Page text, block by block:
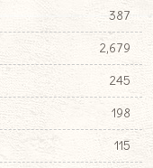
387
2,679
245
198
115